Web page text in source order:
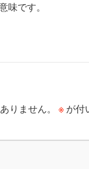
味です。
りません。 ※ が付